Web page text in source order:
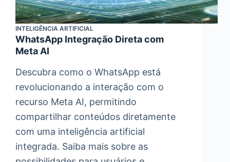
INTELIGÊNCIA ARTIFICIAL
WhatsApp Integração Direta com
Meta AI
Descubra como o WhatsApp está
revolucionando a interação com o
recurso Meta AI, permitindo
compartilhar conteúdos diretamente
com uma inteligência artificial
integrada. Saiba mais sobre as